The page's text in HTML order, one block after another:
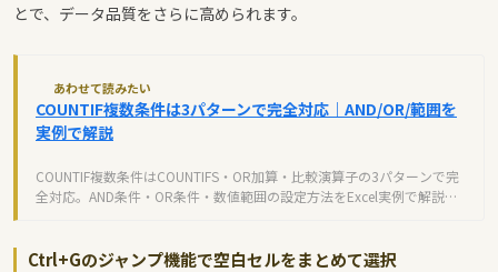
とで、データ品質をさらに高められます。
あわせて読みたい
COUNTIF複数条件は3パターンで完全対応｜AND/OR/範囲を
実例で解説
COUNTIF複数条件はCOUNTIFS・OR加算・比較演算子の3パターンで完
全対応。AND条件・OR条件・数値範囲の設定方法をExcel実例で解説し
Ctrl+Gのジャンプ機能で空白セルをまとめて選択